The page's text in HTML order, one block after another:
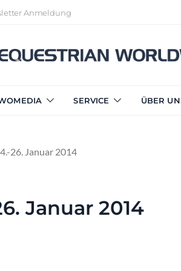
Anmeldung
SERVICE ÜBER
26. Januar 2014
Januar 2014